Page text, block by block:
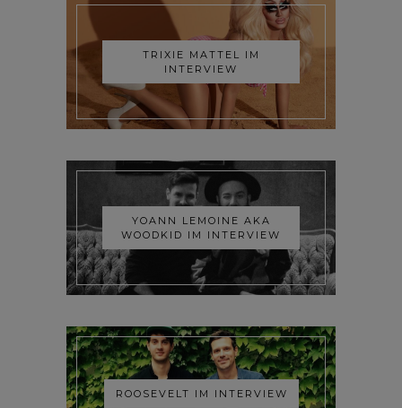
TRIXIE MATTEL IM
INTERVIEW
YOANN LEMOINE AKA
WOODKID IM INTERVIEW
ROOSEVELT IM INTERVIEW